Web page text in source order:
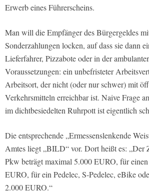
Erwerb eines Führerscheins.
Man will die Empfänger des Bürgergeldes
Sonderzahlungen locken, auf dass sie dann
Lieferfahrer, Pizzabote oder in der
Voraussetzungen: ein unbefristeter
Arbeitsort, der nicht (oder nur schwer) mit
Verkehrsmitteln erreichbar ist. Naive Frage
im dichtbesiedelten Ruhrpott ist eigentlich
Die entsprechende „Ermessenslenkende
Amtes liegt „BILD“ vor. Dort heißt es: „Der
Pkw beträgt maximal 5.000 EURO, für
EURO, für ein Pedelec, S-Pedelec, eBike
2.000 EURO.“